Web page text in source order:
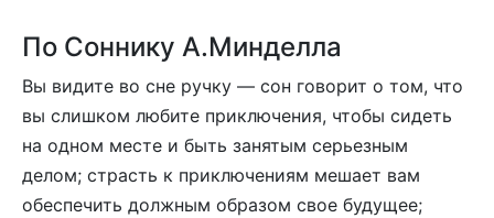
По Соннику А.Минделла
Вы видите во сне ручку — сон говорит о том, что
вы слишком любите приключения, чтобы сидеть
на одном месте и быть занятым серьезным
делом; страсть к приключениям мешает вам
обеспечить должным образом свое будущее;